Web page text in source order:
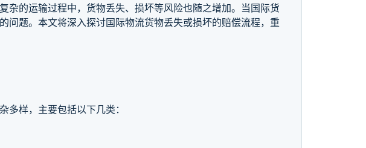
杂的运输过程中，货物丢失、损坏等风险也随之增加。当国际货
问题。本文将深入探讨国际物流货物丢失或损坏的赔偿流程，重
样，主要包括以下几类：